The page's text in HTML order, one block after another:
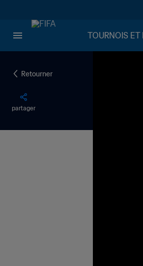
TOURNOIS
Retourner
partager